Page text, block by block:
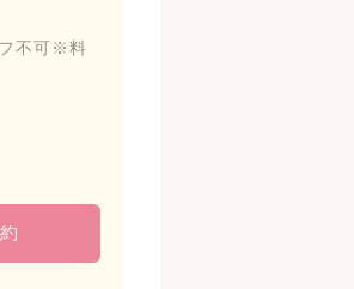
不可※料